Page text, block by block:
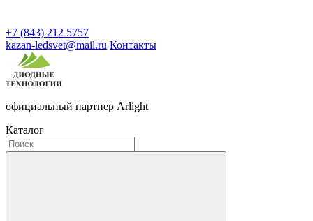
+7 (843) 212 5757
kazan-ledsvet@mail.ru Контакты
официальный партнер Arlight
Каталог